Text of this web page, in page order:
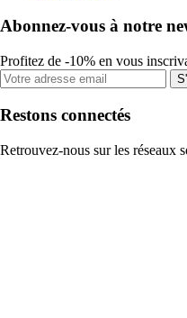
Abonnez-vous à notre
Profitez de -10% en vous
Restons connectés
Retrouvez-nous sur les réseaux